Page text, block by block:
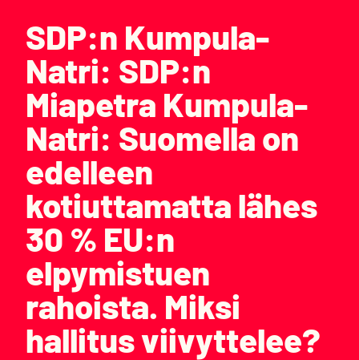
SDP:n Kumpula-
Natri: SDP:n
Miapetra Kumpula-
Natri: Suomella on
edelleen
kotiuttamatta lähes
30 % EU:n
elpymistuen
rahoista. Miksi
hallitus viivyttelee?